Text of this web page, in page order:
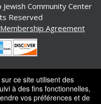
Community Center
Reserved
Membership Agreement
Ticket or
office par Ticketor
réservés.
ce site utilisent des
à des fins fonctionnelles,
vos préférences et de